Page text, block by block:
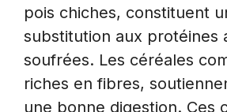
pois chiches, constituent
substitution aux protéines
soufrées. Les céréales
riches en fibres,
une bonne digestion. Ces